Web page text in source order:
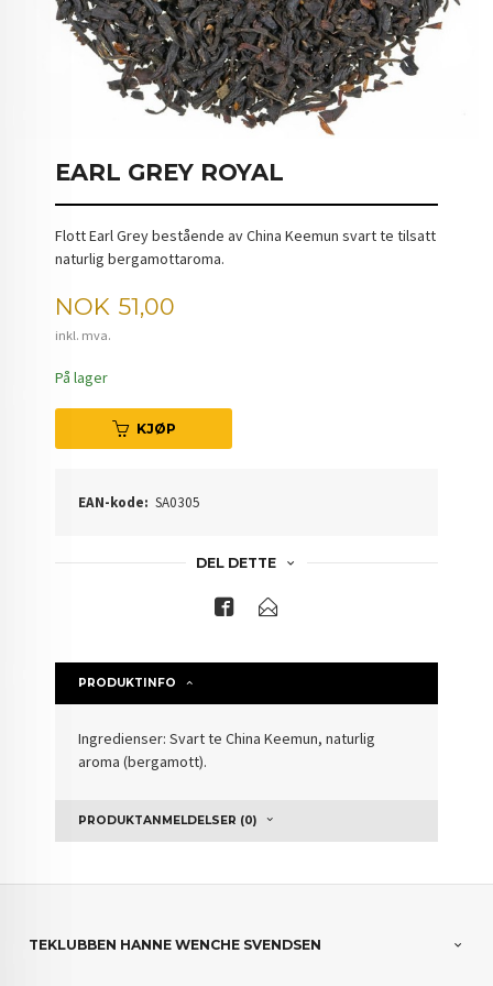
EARL GREY ROYAL
Flott Earl Grey bestående av China Keemun svart te tilsatt
naturlig bergamottaroma.
Pris
NOK 51,00
inkl. mva.
På lager
KJØP
EAN-kode: SA0305
DEL DETTE
PRODUKTINFO
Ingredienser: Svart te China Keemun, naturlig
aroma (bergamott).
PRODUKTANMELDELSER (0)
TEKLUBBEN HANNE WENCHE SVENDSEN